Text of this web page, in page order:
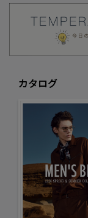
カタログ